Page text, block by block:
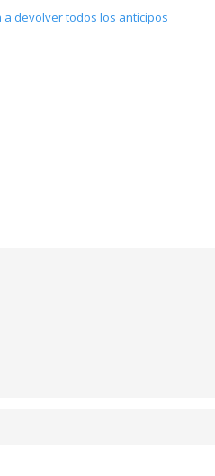
a devolver todos los anticipos